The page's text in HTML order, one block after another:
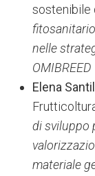
sostenibile
nelle
OMIBREED
Elena
di sviluppo
materiale